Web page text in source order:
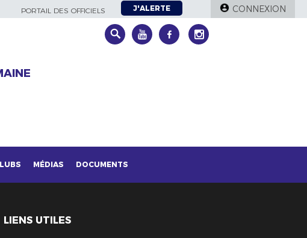
PORTAIL DES OFFICIELS J'ALERTE CONNEXION
MÉDIAS DOCUMENTS
LIENS UTILES